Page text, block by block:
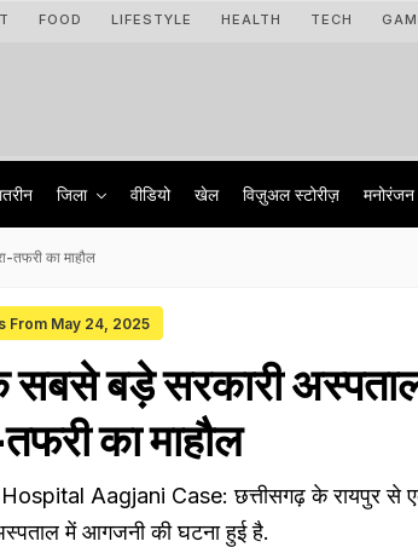
FOOD LIFESTYLE HEALTH TECH
जिला वीडियो खेल विज़ुअल स्टोरीज़ मनोरंजन
तफरी का माहौल
From May 24, 2025
सबसे बड़े सरकारी
का माहौल
Aagjani Case: छत्तीसगढ़ के रायपुर से
में आगजनी की घटना हुई है.